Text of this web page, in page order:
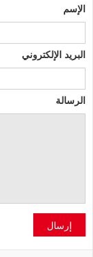
الإسم
البريد الإلكتروني
الرسالة
إرسال